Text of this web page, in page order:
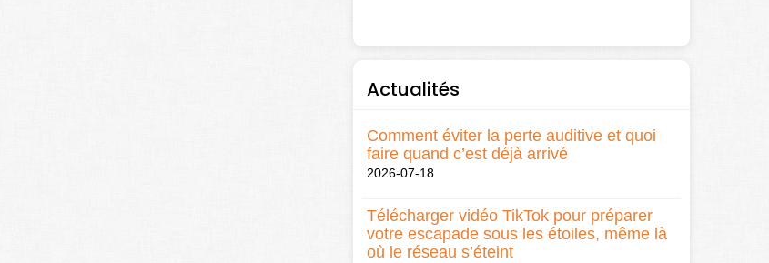
Actualités
Comment éviter la perte auditive et quoi
faire quand c’est déjà arrivé
2026-07-18
Télécharger vidéo TikTok pour préparer
votre escapade sous les étoiles, même là
où le réseau s’éteint